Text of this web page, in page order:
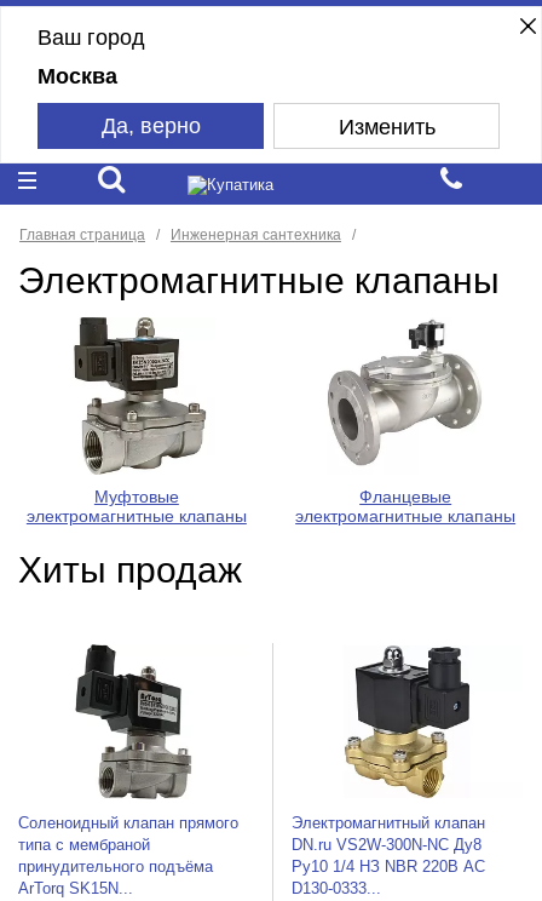
Ваш город
Москва
Да, верно Изменить
Главная страница Инженерная сантехника
Электромагнитные клапаны
Муфтовые
электромагнитные клапаны
Фланцевые
электромагнитные клапаны
Хиты продаж
Соленоидный клапан прямого
типа с мембраной
принудительного подъёма
ArTorq SK15N...
Электромагнитный клапан
DN.ru VS2W-300N-NC Ду8
Ру10 1/4 НЗ NBR 220В AC
D130-0333...